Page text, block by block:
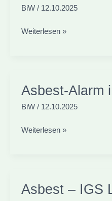
BiW / 12.10.2025
Asbest-
Nordstadt
Weiterlesen »
Asbest-Alarm
BiW / 12.10.2025
Asbest-
Schule
Weiterlesen »
Asbest – IGS